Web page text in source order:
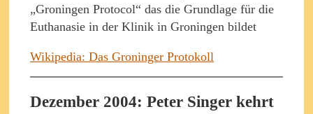
„Groningen Protocol“ das die Grundlage für die
Euthanasie in der Klinik in Groningen bildet
Wikipedia: Das Groninger Protokoll
Dezember 2004: Peter Singer kehrt